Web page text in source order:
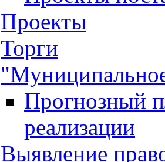
Проекты
Торги
Прогнозный
реализации
Выявление